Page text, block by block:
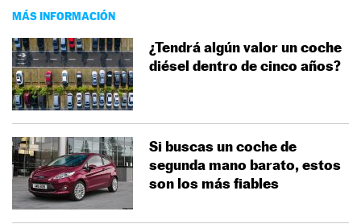
MÁS INFORMACIÓN
¿Tendrá algún valor un coche
diésel dentro de cinco años?
Si buscas un coche de
segunda mano barato, estos
son los más fiables